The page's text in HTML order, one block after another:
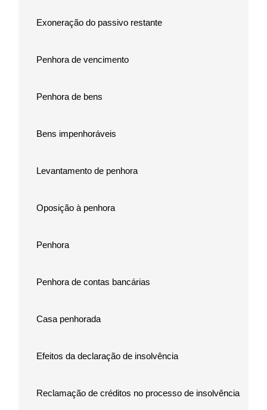
Exoneração do passivo restante
Penhora de vencimento
Penhora de bens
Bens impenhoráveis
Levantamento de penhora
Oposição à penhora
Penhora
Penhora de contas bancárias
Casa penhorada
Efeitos da declaração de insolvência
Reclamação de créditos no processo de insolvência